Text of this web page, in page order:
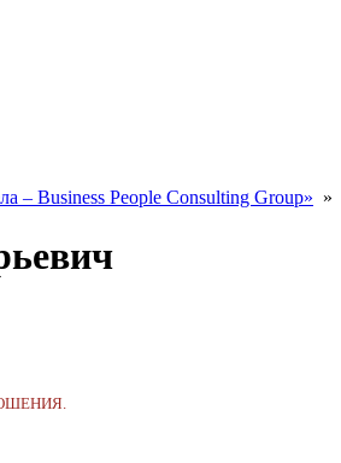
– Business People Consulting Group» »